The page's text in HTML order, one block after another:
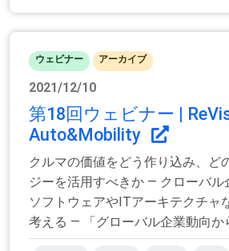
ウェビナー アーカイブ
2021/12/10
第18回ウェビナー |
Auto&Mobility
クルマの価値をどう作り込み、ど
ジーを活用すべきか ― クローバル
ソフトウェアやITアーキテクチャ
考える ― 「グローバル企業動向か